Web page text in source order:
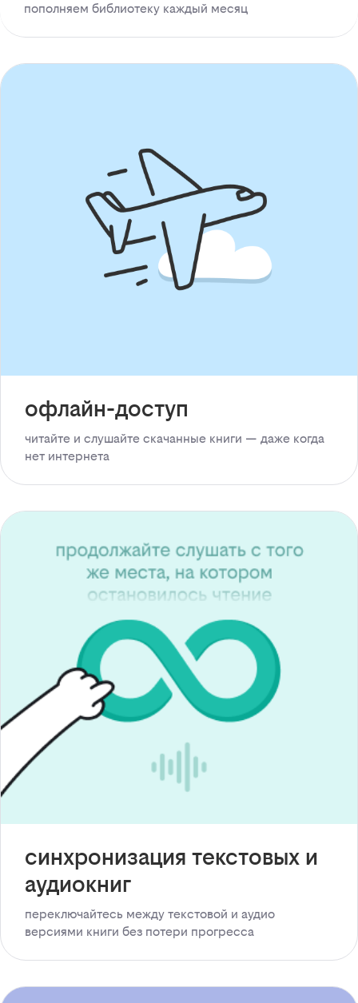
пополняем библиотеку каждый месяц
офлайн-доступ
читайте и слушайте скачанные книги — даже когда
нет интернета
синхронизация текстовых и
аудиокниг
переключайтесь между текстовой и аудио
версиями книги без потери прогресса